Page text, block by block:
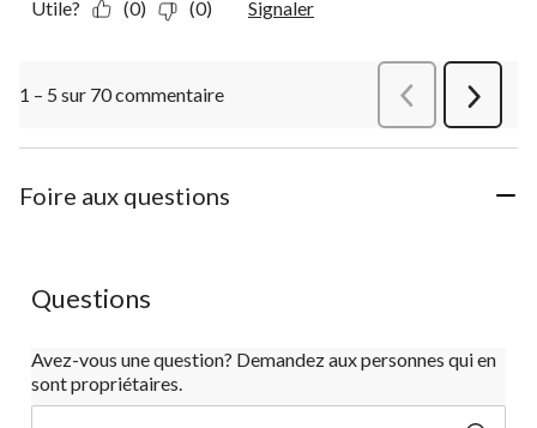
Utile? (0) (0) Signaler
1 – 5 sur 70 commentaire
Suivant
Foire aux questions
Questions
Avez-vous une question? Demandez aux personnes qui en
sont propriétaires.